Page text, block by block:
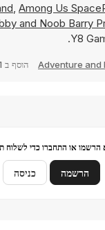
, Among Us
and Noob Barry
Adventure and הוסף ב
הרשמו או התחברו כדי לשלוח
הרשמה כניסה